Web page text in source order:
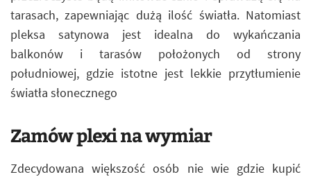
tarasach, zapewniając dużą ilość światła. Natomiast
pleksa satynowa jest idealna do wykańczania
balkonów i tarasów położonych od strony
południowej, gdzie istotne jest lekkie przytłumienie
światła słonecznego
Zamów plexi na wymiar
Zdecydowana większość osób nie wie gdzie kupić